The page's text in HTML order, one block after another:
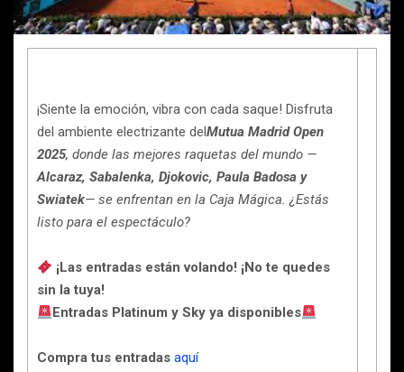
¡Siente la emoción, vibra con cada saque! Disfruta
del ambiente electrizante delMutua Madrid Open
2025, donde las mejores raquetas del mundo —
Alcaraz, Sabalenka, Djokovic, Paula Badosa y
Swiatek— se enfrentan en la Caja Mágica. ¿Estás
listo para el espectáculo?
¡Las entradas están volando! ¡No te quedes
sin la tuya!
Entradas Platinum y Sky ya disponibles
Compra tus entradas aquí